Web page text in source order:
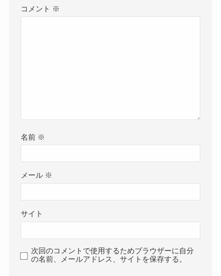
コメント ※
名前 ※
メール ※
サイト
次回のコメントで使用するためブラウザーに自分
の名前、メールアドレス、サイトを保存する。